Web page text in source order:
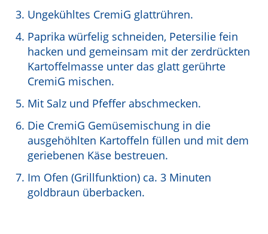
Ungekühltes CremiG glattrühren.
Paprika würfelig schneiden, Petersilie fein
hacken und gemeinsam mit der zerdrückten
Kartoffelmasse unter das glatt gerührte
CremiG mischen.
Mit Salz und Pfeffer abschmecken.
Die CremiG Gemüsemischung in die
ausgehöhlten Kartoffeln füllen und mit dem
geriebenen Käse bestreuen.
Im Ofen (Grillfunktion) ca. 3 Minuten
goldbraun überbacken.